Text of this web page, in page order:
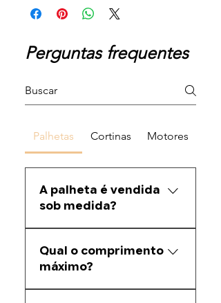
Perguntas frequentes
Palhetas Cortinas Motores
A palheta é vendida
sob medida?
conforme a medida informada
pelo cliente.
Qual o comprimento
máximo?